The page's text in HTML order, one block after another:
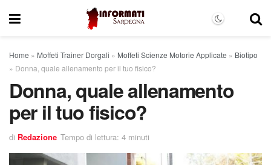
Home » Moffeti Trainer Dorgali » Moffeti Scienze Motorie Applicate » Biotipo
» Donna, quale allenamento per il tuo fisico?
Donna, quale allenamento
per il tuo fisico?
di Redazione Tempo di lettura: 4 minuti